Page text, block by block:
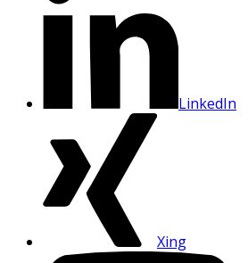
LinkedIn
Xing